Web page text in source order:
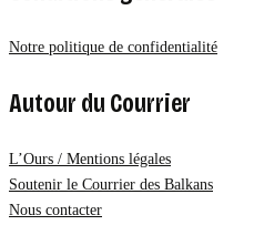
Notre politique de confidentialité
Autour du Courrier
L’Ours / Mentions légales
Soutenir le Courrier des Balkans
Nous contacter